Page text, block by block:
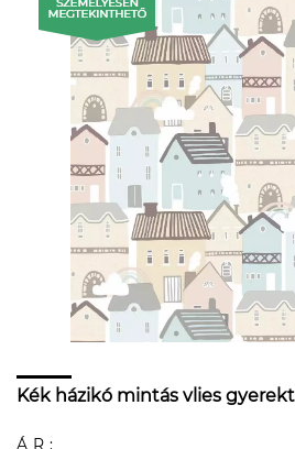
Kék házikó mintás vlies
ÁR: